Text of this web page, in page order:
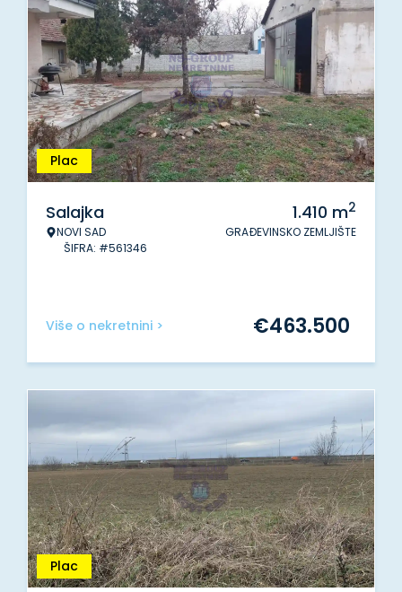
Plac
Salajka
NOVI SAD
ŠIFRA: #561346
1.410 m2
GRAĐEVINSKO ZEMLJIŠTE
Više o nekretnini > €463.500
Plac